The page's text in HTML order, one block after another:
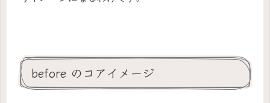
before のコアイメージ